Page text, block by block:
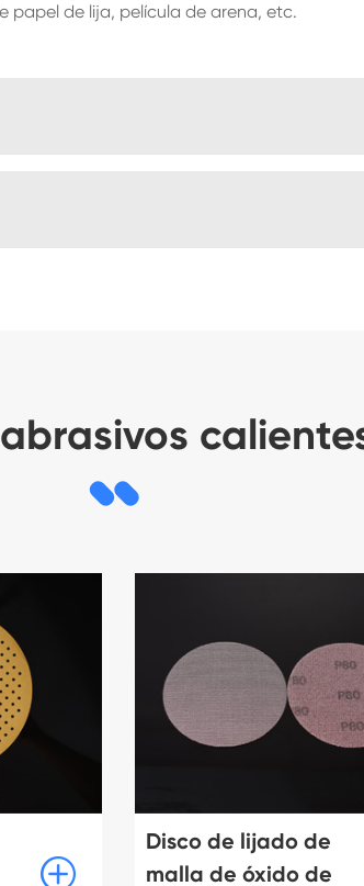
papel de lija, película de arena, etc.

Disco de lijado de
malla de óxido de